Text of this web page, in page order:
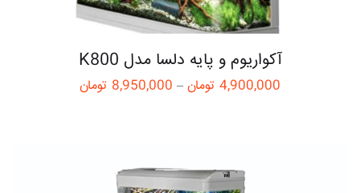
آکواریوم و پایه دلسا مدل K800
4,900,000 تومان –
8,950,000 تومان